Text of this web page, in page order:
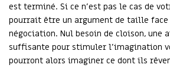
est terminé. Si ce n’est pas le cas de
pourrait être un argument de taille face
négociation. Nul besoin de cloison, une
suffisante pour stimuler l’imagination
pourront alors imaginer ce dont ils